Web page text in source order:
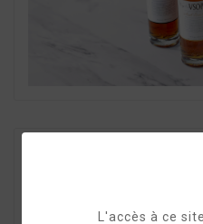
L'accès à ce